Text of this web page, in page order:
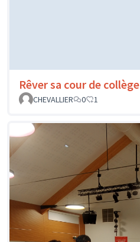
Rêver sa cour de collège
CHEVALLIER
0 1